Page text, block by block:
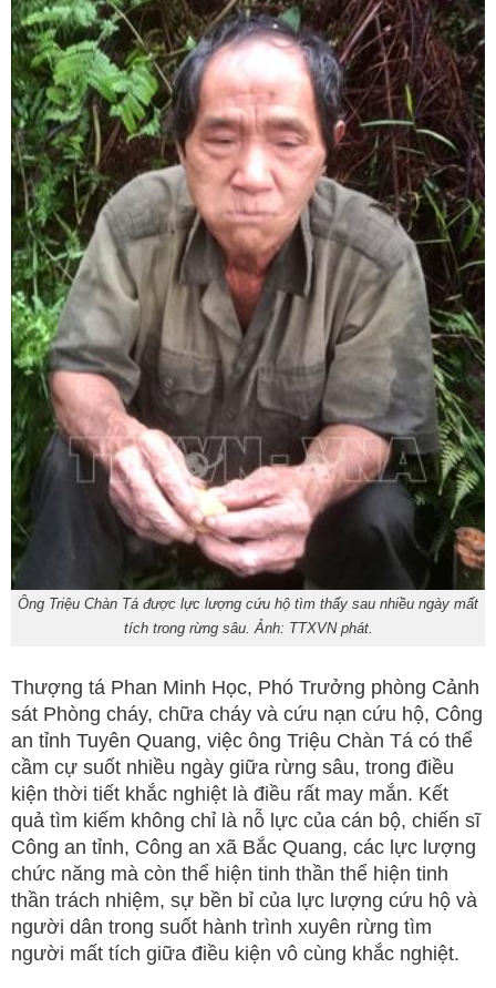
Ông Triệu Chàn Tá được lực lượng cứu hộ tìm thấy sau nhiều ngày mất
tích trong rừng sâu. Ảnh: TTXVN phát.
Thượng tá Phan Minh Học, Phó Trưởng phòng Cảnh
sát Phòng cháy, chữa cháy và cứu nạn cứu hộ, Công
an tỉnh Tuyên Quang, việc ông Triệu Chàn Tá có thể
cầm cự suốt nhiều ngày giữa rừng sâu, trong điều
kiện thời tiết khắc nghiệt là điều rất may mắn. Kết
quả tìm kiếm không chỉ là nỗ lực của cán bộ, chiến sĩ
Công an tỉnh, Công an xã Bắc Quang, các lực lượng
chức năng mà còn thể hiện tinh thần thể hiện tinh
thần trách nhiệm, sự bền bỉ của lực lượng cứu hộ và
người dân trong suốt hành trình xuyên rừng tìm
người mất tích giữa điều kiện vô cùng khắc nghiệt.